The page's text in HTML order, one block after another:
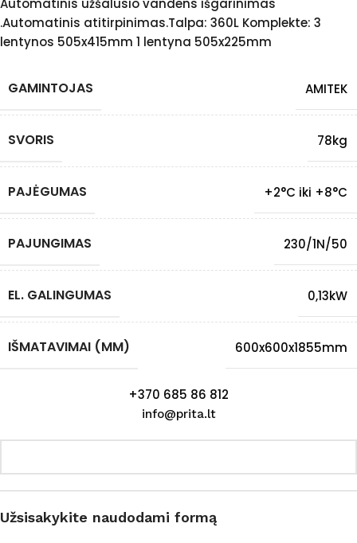
Automatinis užšalusio vandens išgarinimas
.Automatinis atitirpinimas.Talpa: 360L Komplekte: 3
lentynos 505x415mm 1 lentyna 505x225mm
GAMINTOJAS AMITEK
SVORIS 78kg
PAJĖGUMAS +2°C iki +8°C
PAJUNGIMAS 230/1N/50
EL. GALINGUMAS 0,13kW
IŠMATAVIMAI (MM) 600x600x1855mm
+370 685 86 812
info@prita.lt
Užsisakykite naudodami formą